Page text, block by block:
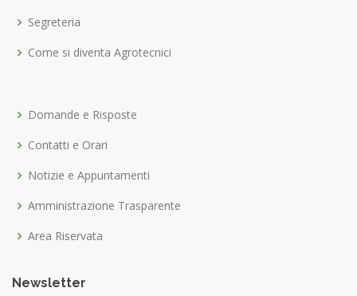
Segreteria
Come si diventa Agrotecnici
Domande e Risposte
Contatti e Orari
Notizie e Appuntamenti
Amministrazione Trasparente
Area Riservata
Newsletter